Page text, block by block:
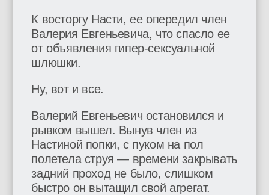
К восторгу Насти, ее опередил член
Валерия Евгеньевича, что спасло ее
от объявления гипер-сексуальной
шлюшки.
Ну, вот и все.
Валерий Евгеньевич остановился и
рывком вышел. Вынув член из
Настиной попки, с пуком на пол
полетела струя — времени закрывать
задний проход не было, слишком
быстро он вытащил свой агрегат.